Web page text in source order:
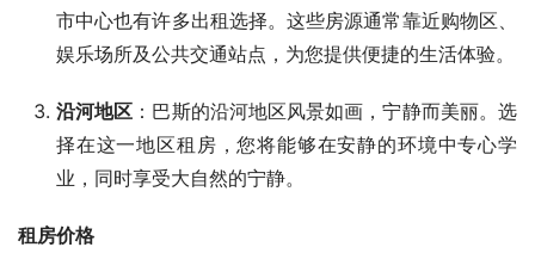
市中心也有许多出租选择。这些房源通常靠近购物区、
娱乐场所及公共交通站点，为您提供便捷的生活体验。
沿河地区 ：巴斯的沿河地区风景如画，宁静而美丽。选
择在这一地区租房，您将能够在安静的环境中专心学
业，同时享受大自然的宁静。
租房价格